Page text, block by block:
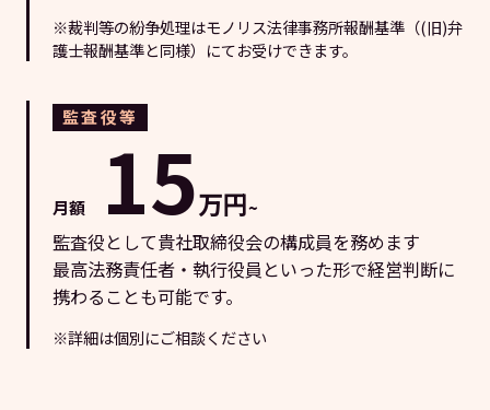
※裁判等の紛争処理はモノリス法律事務所報酬基準（(旧)弁
護士報酬基準と同様）にてお受けできます。
監査役等
月額 15万円~
監査役として貴社取締役会の構成員を務めます
最高法務責任者・執行役員といった形で経営判断に
携わることも可能です。
※詳細は個別にご相談ください